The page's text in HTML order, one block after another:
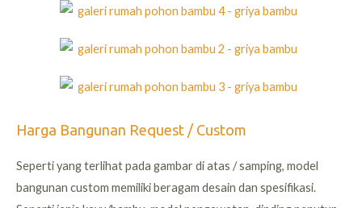
Harga Bangunan Request / Custom
Seperti yang terlihat pada gambar di atas / samping, model
bangunan custom memiliki beragam desain dan spesifikasi.